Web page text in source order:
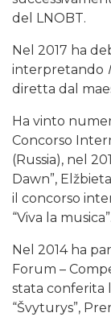
del LNOBT.
Nel 2017 ha
interpretando
diretta dal
Ha vinto
Concorso
(Russia), nel
Dawn”,
il concorso
“Viva la musica”.
Nel 2014 ha
Forum –
stata conferita
“Švyturys”,